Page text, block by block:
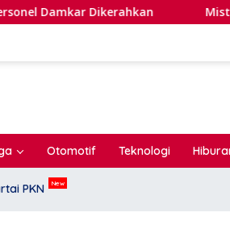
Dikerahkan Misteri 995
Otomotif Teknologi
PKN